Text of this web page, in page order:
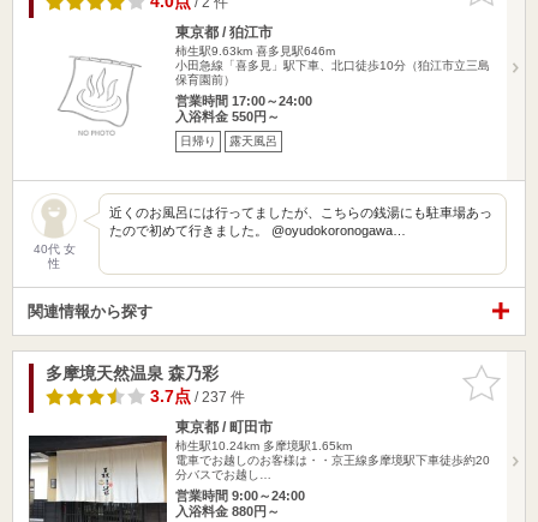
東京都 / 狛江市
柿生駅9.63km 喜多見駅646m
小田急線「喜多見」駅下車、北口徒歩10分（狛江市立三島
保育園前）
営業時間 17:00～24:00
入浴料金 550円～
日帰り 露天風呂
40代 女
性
近くのお風呂には行ってましたが、こちらの銭湯にも駐車場あっ
たので初めて行きました。 @oyudokoronogawa…
関連情報から探す
お気に入
りに追加
多摩境天然温泉 森乃彩
3.7点/ 237 件
東京都 / 町田市
柿生駅10.24km 多摩境駅1.65km
電車でお越しのお客様は・・京王線多摩境駅下車徒歩約20
分バスでお越し…
営業時間 9:00～24:00
入浴料金 880円～